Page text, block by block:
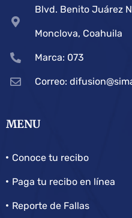
Blvd. Benito Juárez
Monclova, Coahuila
Marca: 073
Correo:
MENU
Conoce tu recibo
Paga tu recibo en línea
Reporte de Fallas